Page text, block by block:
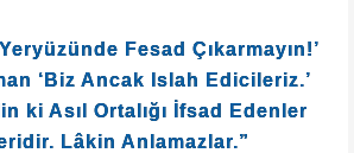
Fesad Çıkarmayın!’
‘Biz Ancak Islah Edicileriz.’
ki Asıl Ortalığı İfsad Edenler
Lâkin Anlamazlar.”